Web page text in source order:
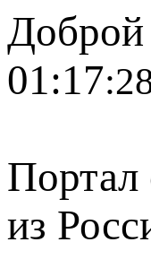
Доброй
01:17
Портал
из